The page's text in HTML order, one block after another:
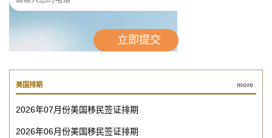
美国排期 more
2026年07月份美国移民签证排期
2026年06月份美国移民签证排期